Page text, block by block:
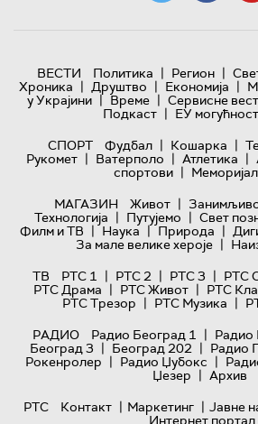
ВЕСТИ Политика | Регион |
Хроника | Друштво | Економија |
у Украјини | Време | Сервисне
Подкаст | ЕУ
СПОРТ
Фудбал | Кошарка |
Рукомет | Ватерполо | Атлетика |
спортови |
МАГАЗИН
Живот |
Технологијa | Путујемо | Свет
Филм и ТВ | Наука | Природа |
За мале велике хероје |
ТВ
РТС 1 | РТС 2 | РТС 3 | РТС
РТС Драма | РТС Живот | РТС
РТС Трезор | РТС Музика |
РАДИО
Радио Београд 1 | Радио
Београд 3 | Београд 202 | Радио
Рокенролер | Радио Џубокс |
Џезер | Архив
РТС
Контакт | Маркетинг | Јавне
Интернет портал